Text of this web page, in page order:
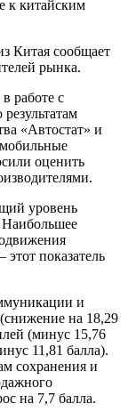
Китая сообщает
рынка.
работе с
«Автостат» и
оценить
уровень
Наибольшее
показатель
и
на 18,29
(минус 15,76
11,81 балла).
сохранения и
на 7,7 балла.